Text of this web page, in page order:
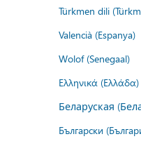
Türkmen dili
Valencià (Espanya)
Wolof (Senegaal)
Ελληνικά (Ελλάδα)
Беларуская
Български